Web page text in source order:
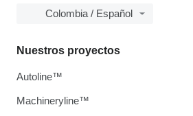
Colombia / Español
Nuestros proyectos
Autoline™
Machineryline™